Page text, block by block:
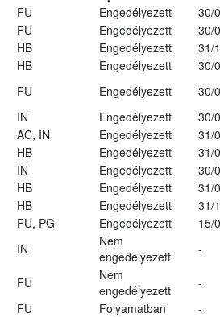
FU Engedélyezett
30/
FU Engedélyezett
30/
HB Engedélyezett
31/
HB Engedélyezett
30/
FU Engedélyezett
30/
IN Engedélyezett
30/
AC, IN Engedélyezett
31/
HB Engedélyezett
31/
IN Engedélyezett
30/
HB Engedélyezett
31/
HB Engedélyezett
31/
FU, PG Engedélyezett
15/
IN
Nem
engedélyezett
-
FU
Nem
engedélyezett
-
FU Folyamatban
-